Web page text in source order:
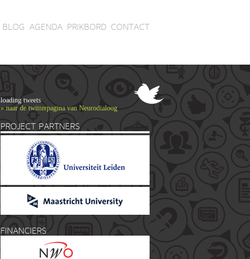
BLOG AGENDA PRIKBORD CONTACT
loading tweets
» naar de twitterpagina van Neurodialoog
PROJECT PARTNERS
FINANCIERS